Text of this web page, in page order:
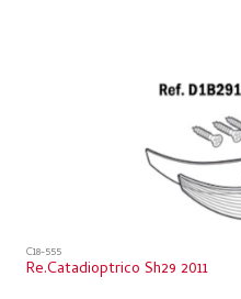
C18-555
Re.catadioptrico Sh29 2011